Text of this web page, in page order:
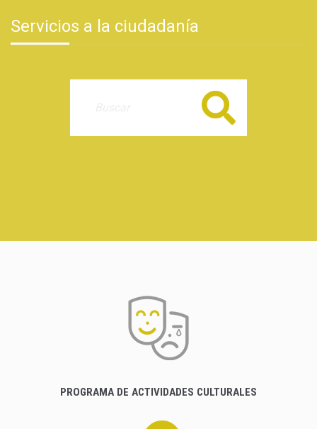
Servicios a la ciudadanía
Buscar
PROGRAMA DE ACTIVIDADES CULTURALES